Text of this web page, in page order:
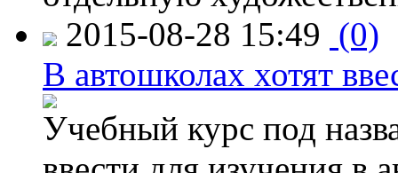
2015-08-28 15:49 (0)
В автошколах хотят
Учебный курс под